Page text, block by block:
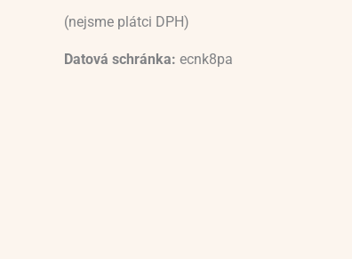
(nejsme plátci DPH)
Datová schránka: ecnk8pa